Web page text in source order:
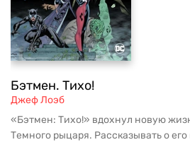
Бэтмен. Тихо!
Джеф Лоэб
«Бэтмен: Тихо!» вдохнул новую
Темного рыцаря. Рассказывать о